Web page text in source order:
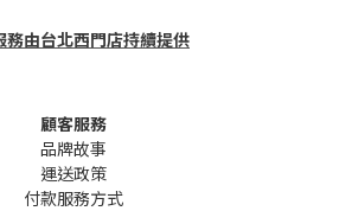
務由台北西門店持續提供
顧客服務
品牌故事
運送政策
付款服務方式